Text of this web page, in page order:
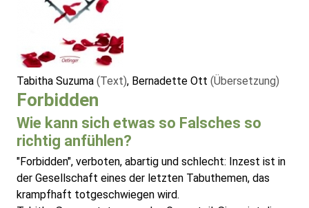
Tabitha Suzuma (Text), Bernadette Ott (Übersetzung)
Forbidden
Wie kann sich etwas so Falsches so
richtig anfühlen?
"Forbidden", verboten, abartig und schlecht: Inzest ist in
der Gesellschaft eines der letzten Tabuthemen, das
krampfhaft totgeschwiegen wird.